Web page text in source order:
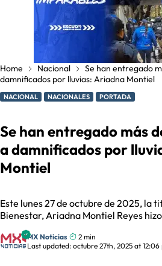
Home Nacional
Se han entregado
damnificados por lluvias: Ariadna Montiel
NACIONAL NACIONALES PORTADA
Se han entregado más
a damnificados por
Montiel
Este lunes 27 de octubre de 2025, la
Bienestar, Ariadna Montiel Reyes
MX Noticias
2 min
Last updated: octubre 27th, 2025 at 12:06